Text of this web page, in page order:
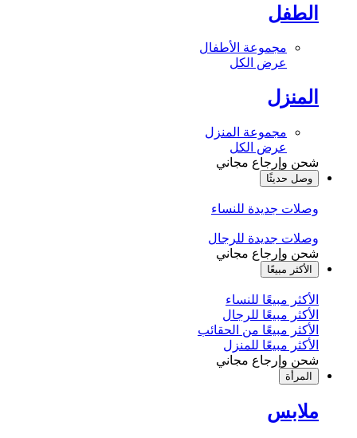
الطفل
مجموعة الأطفال
عرض الكل
المنزل
مجموعة المنزل
عرض الكل
شحن وإرجاع مجاني
وصل حديثًا
وصلات جديدة للنساء
وصلات جديدة للرجال
شحن وإرجاع مجاني
الأكثر مبيعًا
الأكثر مبيعًا للنساء
الأكثر مبيعًا للرجال
الأكثر مبيعًا من الحقائب
الأكثر مبيعًا للمنزل
شحن وإرجاع مجاني
المرأة
ملابس